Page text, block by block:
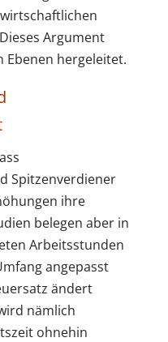
Argument
hergeleitet.
Spitzenverdiener
ihre
belegen aber in
Arbeitsstunden
angepasst
ändert
nämlich
ohnehin